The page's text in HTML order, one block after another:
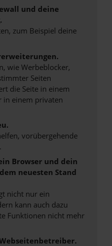
und deine
zum Beispiel deine
wie Werbeblocker,
Seiten
die Seite in einem
in einem privaten
vorübergehende
Browser und dein
neuesten Stand
nicht nur ein
kann auch dazu
Funktionen nicht mehr